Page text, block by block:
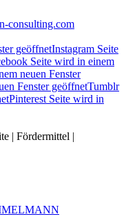
consulting.com
geöffnetInstagram Seite
Seite wird in einem
neuen Fenster
Fenster geöffnetTumblr
Pinterest Seite wird in
| Fördermittel |